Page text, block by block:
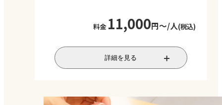
料金 11,000円～/人(税込)
数名のチームに分かれ、テーマに沿った
創作巻き寿司と創作ちらし寿司を作って
しながら、チームの絆を深めることがで
詳細を見る